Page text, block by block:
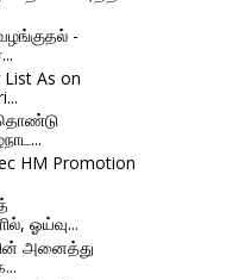
-
List As on
தொண்டு
HM Promotion
ஓய்வு...
அனைத்து